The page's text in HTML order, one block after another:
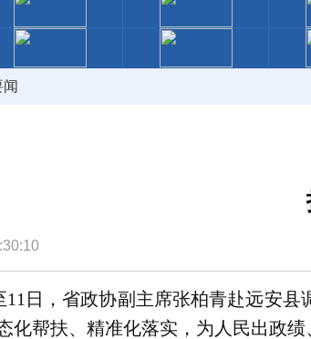
11日，省政协副主席张柏青赴远安
化帮扶、精准化落实，为人民出政绩